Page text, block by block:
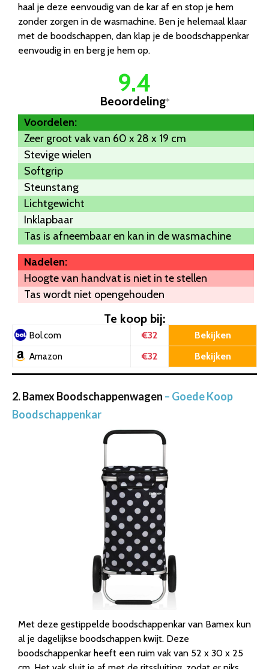
haal je deze eenvoudig van de kar af en stop je hem
zonder zorgen in de wasmachine. Ben je helemaal klaar
met de boodschappen, dan klap je de boodschappenkar
eenvoudig in en berg je hem op.
9.4
Beoordeling*
Voordelen:
Zeer groot vak van 60 x 28 x 19 cm
Stevige wielen
Softgrip
Steunstang
Lichtgewicht
Inklapbaar
Tas is afneembaar en kan in de wasmachine
Nadelen:
Hoogte van handvat is niet in te stellen
Tas wordt niet opengehouden
Te koop bij:
Bol.com €32 Bekijken
Amazon €32 Bekijken
2. Bamex Boodschappenwagen – Goede Koop
Boodschappenkar
Met deze gestippelde boodschappenkar van Bamex kun
al je dagelijkse boodschappen kwijt. Deze
boodschappenkar heeft een ruim vak van 52 x 30 x 25